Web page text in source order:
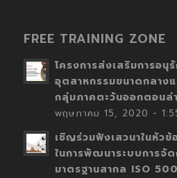
FREE TRAINING ZONE
โครงการส่งเสริมการอนุ
อุตสาหกรรมขนาดกลาง
กลุ่มภาคตะวันออกตอนล่
พฤษภาคม 15, 2020 -
เชิญร่วมฟังเสวนาในหัว
ในการพัฒนาระบบการจั
มาตรฐานสากล ISO